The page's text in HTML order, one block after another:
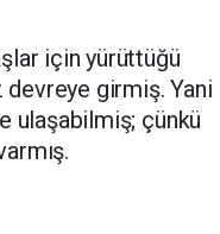
için yürüttüğü
devreye girmiş. Yani
ulaşabilmiş; çünkü